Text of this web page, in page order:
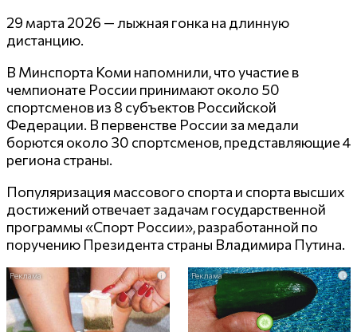
29 марта 2026 — лыжная гонка на длинную
дистанцию.
В Минспорта Коми напомнили, что участие в
чемпионате России принимают около 50
спортсменов из 8 субъектов Российской
Федерации. В первенстве России за медали
борются около 30 спортсменов, представляющие 4
региона страны.
Популяризация массового спорта и спорта высших
достижений отвечает задачам государственной
программы «Спорт России», разработанной по
поручению Президента страны Владимира Путина.
i i